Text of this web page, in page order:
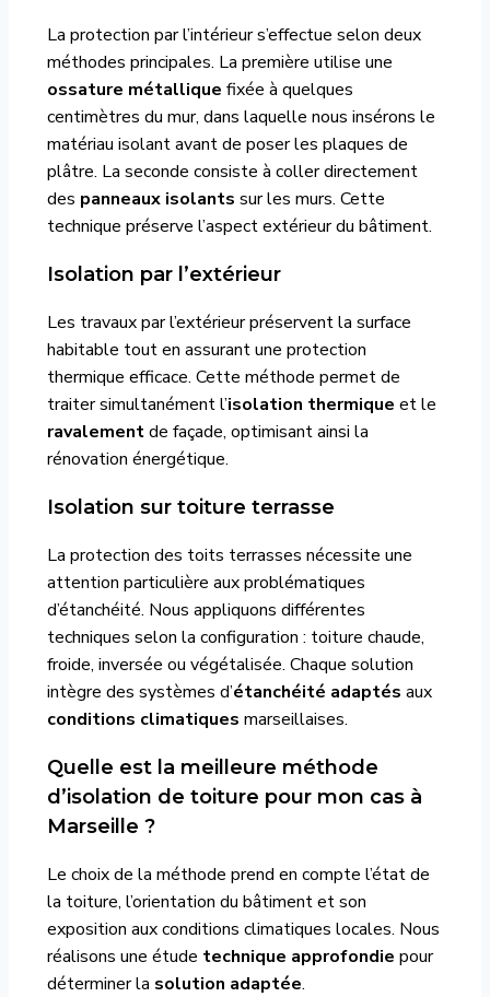
La protection par l’intérieur s’effectue selon deux
méthodes principales. La première utilise une
ossature métallique fixée à quelques
centimètres du mur, dans laquelle nous insérons le
matériau isolant avant de poser les plaques de
plâtre. La seconde consiste à coller directement
des panneaux isolants sur les murs. Cette
technique préserve l’aspect extérieur du bâtiment.
Isolation par l’extérieur
Les travaux par l’extérieur préservent la surface
habitable tout en assurant une protection
thermique efficace. Cette méthode permet de
traiter simultanément l’isolation thermique et le
ravalementde façade, optimisant ainsi la
rénovation énergétique.
Isolation sur toiture terrasse
La protection des toits terrasses nécessite une
attention particulière aux problématiques
d’étanchéité. Nous appliquons différentes
techniques selon la configuration : toiture chaude,
froide, inversée ou végétalisée. Chaque solution
intègre des systèmes d’étanchéité adaptés aux
conditions climatiques marseillaises.
Quelle est la meilleure méthode
d’isolation de toiture pour mon cas à
Marseille ?
Le choix de la méthode prend en compte l’état de
la toiture, l’orientation du bâtiment et son
exposition aux conditions climatiques locales. Nous
réalisons une étude technique approfondie pour
déterminer la solution adaptée.